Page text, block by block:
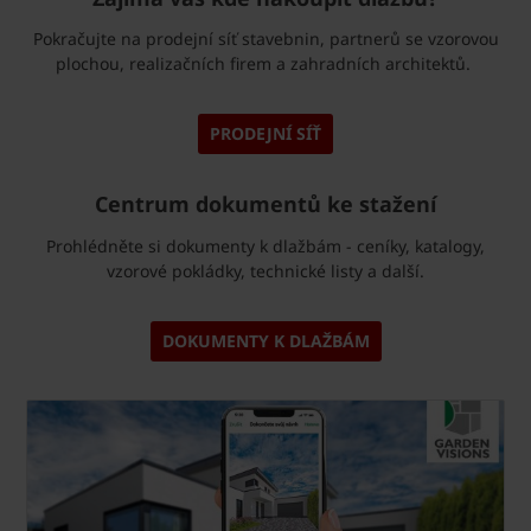
Pokračujte na prodejní síť stavebnin, partnerů se vzorovou
plochou, realizačních firem a zahradních architektů.
PRODEJNÍ SÍŤ
Centrum dokumentů ke stažení
Prohlédněte si dokumenty k dlažbám - ceníky, katalogy,
vzorové pokládky, technické listy a další.
DOKUMENTY K DLAŽBÁM